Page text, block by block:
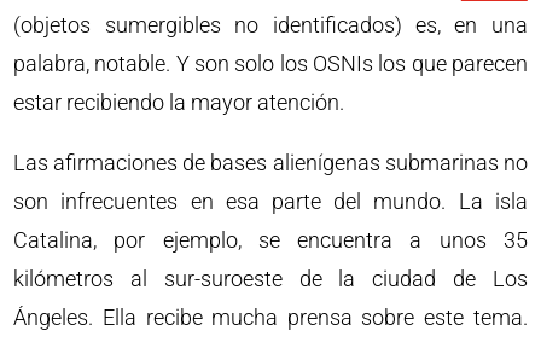
(objetos sumergibles no identificados) es, en una
palabra, notable. Y son solo los OSNIs los que parecen
estar recibiendo la mayor atención.
Las afirmaciones de bases alienígenas submarinas no
son infrecuentes en esa parte del mundo. La isla
Catalina, por ejemplo, se encuentra a unos 35
kilómetros al sur-suroeste de la ciudad de Los
Ángeles. Ella recibe mucha prensa sobre este tema.